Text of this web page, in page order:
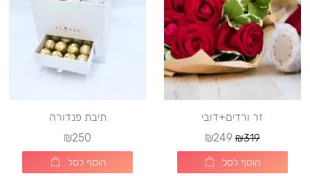
זר ורדים+דובי
₪319
₪249
הוסף לסל
תיבת פנדורה
₪250
הוסף לסל